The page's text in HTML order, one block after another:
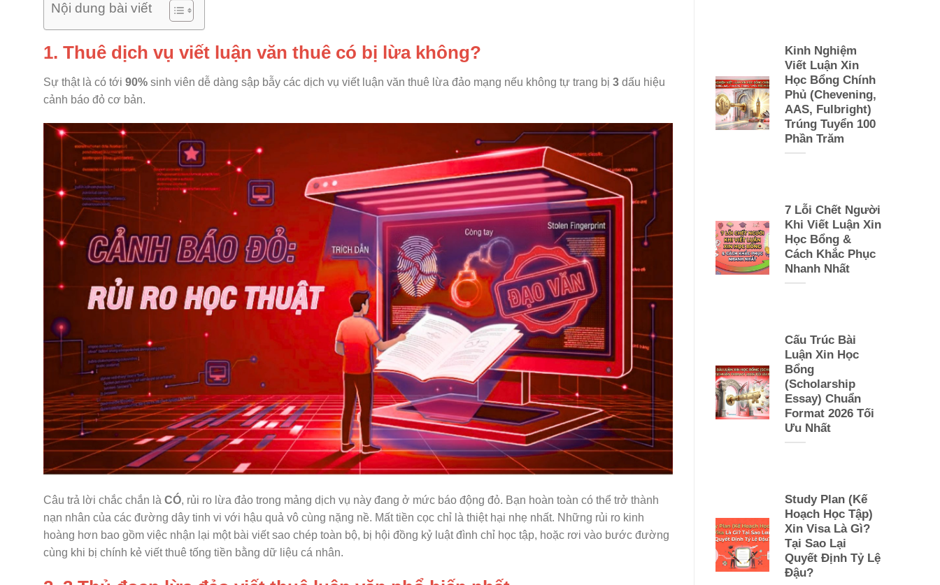
Nội dung bài viết
1. Thuê dịch vụ viết luận văn thuê có bị lừa không?
Sự thật là có tới 90% sinh viên dễ dàng sập bẫy các dịch vụ viết luận văn thuê lừa đảo mạng nếu không tự trang bị 3 dấu hiệu
cảnh báo đỏ cơ bản.
Câu trả lời chắc chắn là CÓ, rủi ro lừa đảo trong mảng dịch vụ này đang ở mức báo động đỏ. Bạn hoàn toàn có thể trở thành
nạn nhân của các đường dây tinh vi với hậu quả vô cùng nặng nề. Mất tiền cọc chỉ là thiệt hại nhẹ nhất. Những rủi ro kinh
hoàng hơn bao gồm việc nhận lại một bài viết sao chép toàn bộ, bị hội đồng kỷ luật đình chỉ học tập, hoặc rơi vào bước đường
cùng khi bị chính kẻ viết thuê tống tiền bằng dữ liệu cá nhân.
Kinh Nghiệm
Viết Luận Xin
Học Bổng Chính
Phủ (Chevening,
AAS, Fulbright)
Trúng Tuyển 100
Phần Trăm
7 Lỗi Chết Người
Khi Viết Luận Xin
Học Bổng &
Cách Khắc Phục
Nhanh Nhất
Cấu Trúc Bài
Luận Xin Học
Bổng
(Scholarship
Essay) Chuẩn
Format 2026 Tối
Ưu Nhất
Study Plan (Kế
Hoạch Học Tập)
Xin Visa Là Gì?
Tại Sao Lại
Quyết Định Tỷ Lệ
Đậu?